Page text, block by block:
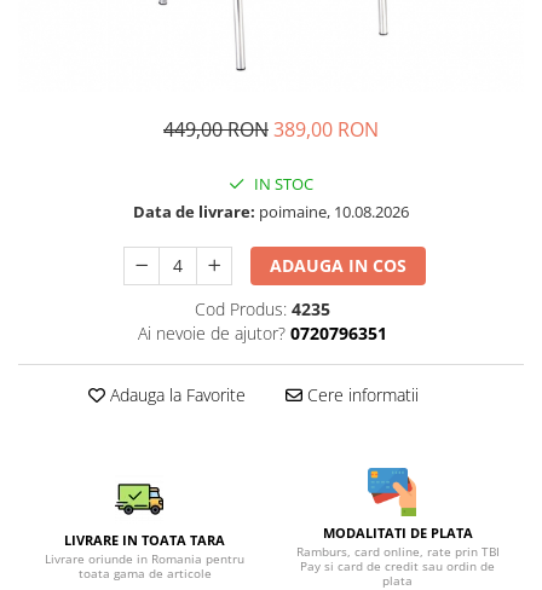
449,00 RON389,00 RON
IN STOC
Data de livrare: poimaine, 10.08.2026
ADAUGA IN COS
Cod Produs: 4235
Ai nevoie de ajutor? 0720796351
Adauga la Favorite Cere informatii
LIVRARE IN TOATA TARA
Livrare oriunde in Romania pentru
toata gama de articole
MODALITATI DE PLATA
Ramburs, card online, rate prin TBI
Pay si card de credit sau ordin de
plata